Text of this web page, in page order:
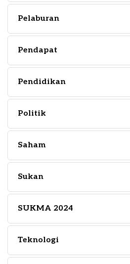
Pelaburan
Pendapat
Pendidikan
Politik
Saham
Sukan
SUKMA 2024
Teknologi